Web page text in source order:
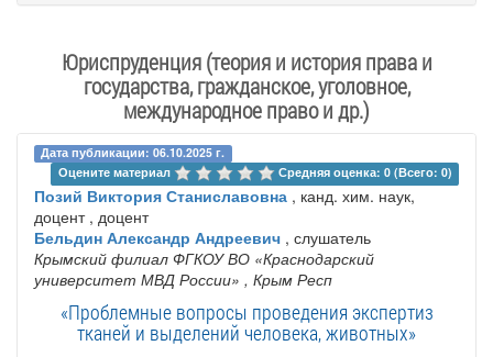
Юриспруденция (теория и история права и
государства, гражданское, уголовное,
международное право и др.)
Дата публикации: 06.10.2025 г.
Оцените материал
Средняя оценка: 0 (Всего: 0)
Позий Виктория Станиславовна , канд. хим. наук,
доцент , доцент
Бельдин Александр Андреевич , слушатель
Крымский филиал ФГКОУ ВО «Краснодарский
университет МВД России» , Крым Респ
«Проблемные вопросы проведения экспертиз
тканей и выделений человека, животных»